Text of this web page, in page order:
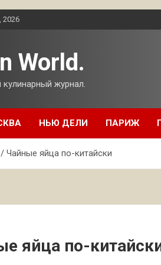
2026
World.
журнал.
НЬЮ ДЕЛИ ПАРИЖ
Чайные яйца по-китайски
яйца по-